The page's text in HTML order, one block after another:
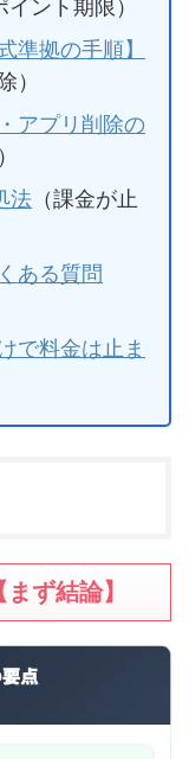
ント期限）
準拠の手順】
）
アプリ削除の
法 （課金が止
ある質問
で料金は止ま
ず結論】